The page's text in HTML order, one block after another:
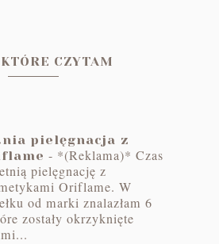
CZYTAM
pielęgnacja z
- *(Reklama)* Czas
pielęgnację z
Oriflame. W
od marki znalazłam 6
zostały okrzyknięte